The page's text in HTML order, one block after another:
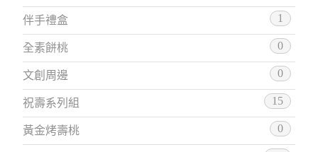
伴手禮盒 1
全素餅桃 0
文創周邊 0
祝壽系列組 15
黃金烤壽桃 0